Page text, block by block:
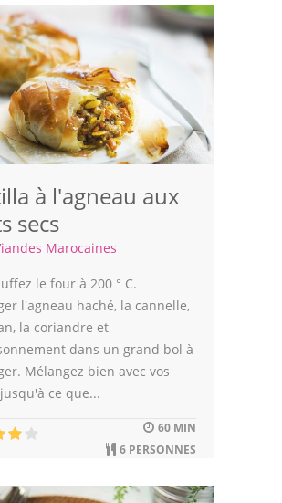
Orientales
Orientales
marocaine
Algérienne
Tunisienne
Juive
Libanaise
de cuisine
de cuisine
à l'agneau aux
secs
Marocaines
le four à 200 ° C.
l'agneau haché, la cannelle,
la coriandre et
dans un grand bol à
Mélangez bien avec vos
ce que...
60 MIN
6 PERSONNES